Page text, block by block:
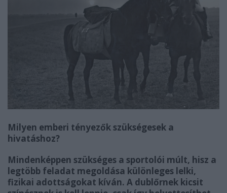
Milyen emberi tényezők szükségesek a
hivatáshoz?
Mindenképpen szükséges a sportolói múlt, hisz a
legtöbb feladat megoldása különleges lelki,
fizikai adottságokat kíván. A dublőrnek kicsit